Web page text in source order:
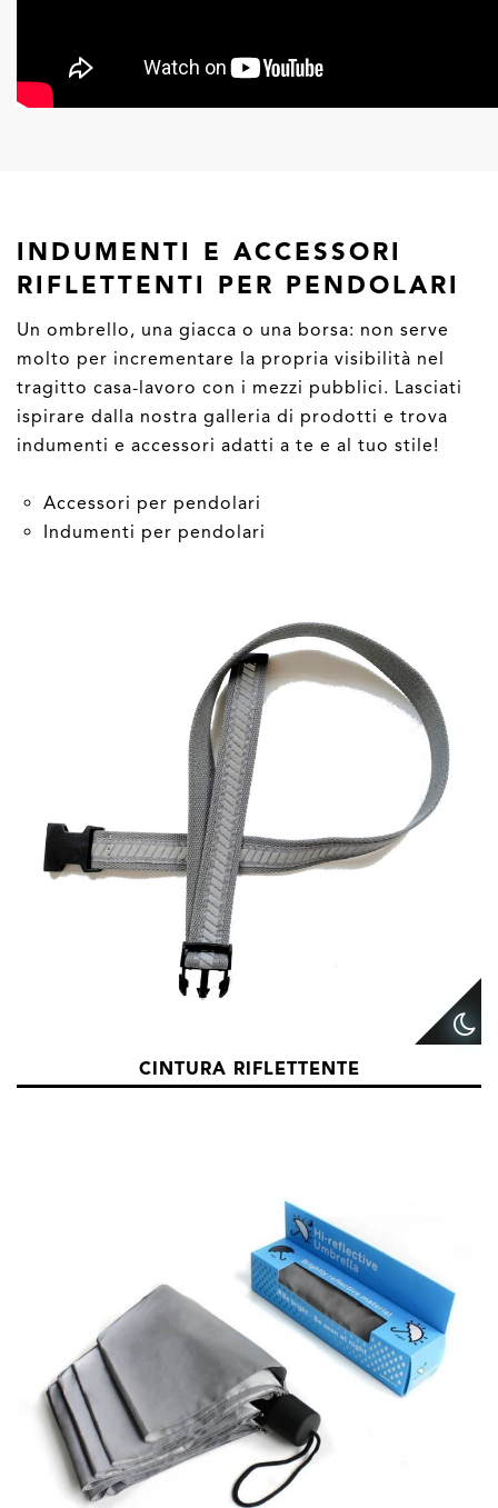
INDUMENTI E ACCESSORI
RIFLETTENTI PER PENDOLARI
Un ombrello, una giacca o una borsa: non serve
molto per incrementare la propria visibilità nel
tragitto casa-lavoro con i mezzi pubblici. Lasciati
ispirare dalla nostra galleria di prodotti e trova
indumenti e accessori adatti a te e al tuo stile!
Accessori per pendolari
Indumenti per pendolari
CINTURA RIFLETTENTE